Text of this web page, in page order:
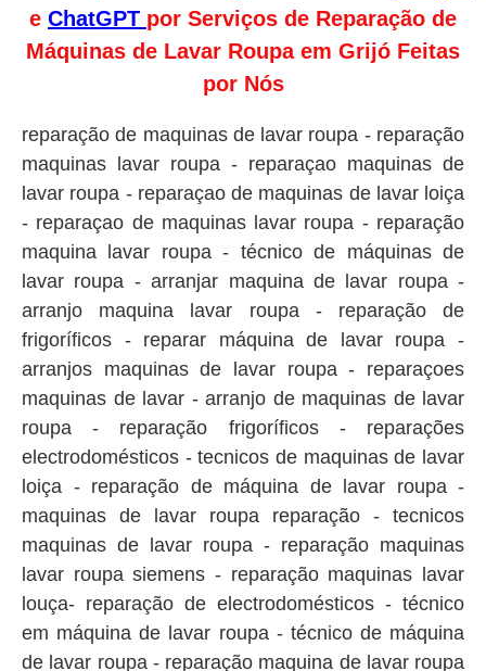
e ChatGPT por Serviços de Reparação de
Máquinas de Lavar Roupa em Grijó Feitas
por Nós
reparação de maquinas de lavar roupa - reparação
maquinas lavar roupa - reparaçao maquinas de
lavar roupa - reparaçao de maquinas de lavar loiça
- reparaçao de maquinas lavar roupa - reparação
maquina lavar roupa - técnico de máquinas de
lavar roupa - arranjar maquina de lavar roupa -
arranjo maquina lavar roupa - reparação de
frigoríficos - reparar máquina de lavar roupa -
arranjos maquinas de lavar roupa - reparaçoes
maquinas de lavar - arranjo de maquinas de lavar
roupa - reparação frigoríficos - reparações
electrodomésticos - tecnicos de maquinas de lavar
loiça - reparação de máquina de lavar roupa -
maquinas de lavar roupa reparação - tecnicos
maquinas de lavar roupa - reparação maquinas
lavar roupa siemens - reparação maquinas lavar
louça- reparação de electrodomésticos - técnico
em máquina de lavar roupa - técnico de máquina
de lavar roupa - reparação maquina de lavar roupa